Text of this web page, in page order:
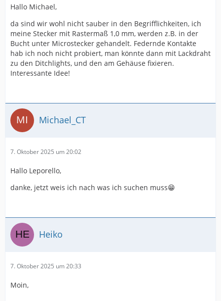
Hallo Michael,
da sind wir wohl nicht sauber in den Begrifflichkeiten, ich
meine Stecker mit Rastermaß 1,0 mm, werden z.B. in der
Bucht unter Microstecker gehandelt. Federnde Kontakte
hab ich noch nicht probiert, man könnte dann mit Lackdraht
zu den Ditchlights, und den am Gehäuse fixieren.
Interessante Idee!
Michael_CT
7. Oktober 2025 um 20:02
Hallo Leporello,
danke, jetzt weis ich nach was ich suchen muss😁
Heiko
7. Oktober 2025 um 20:33
Moin,